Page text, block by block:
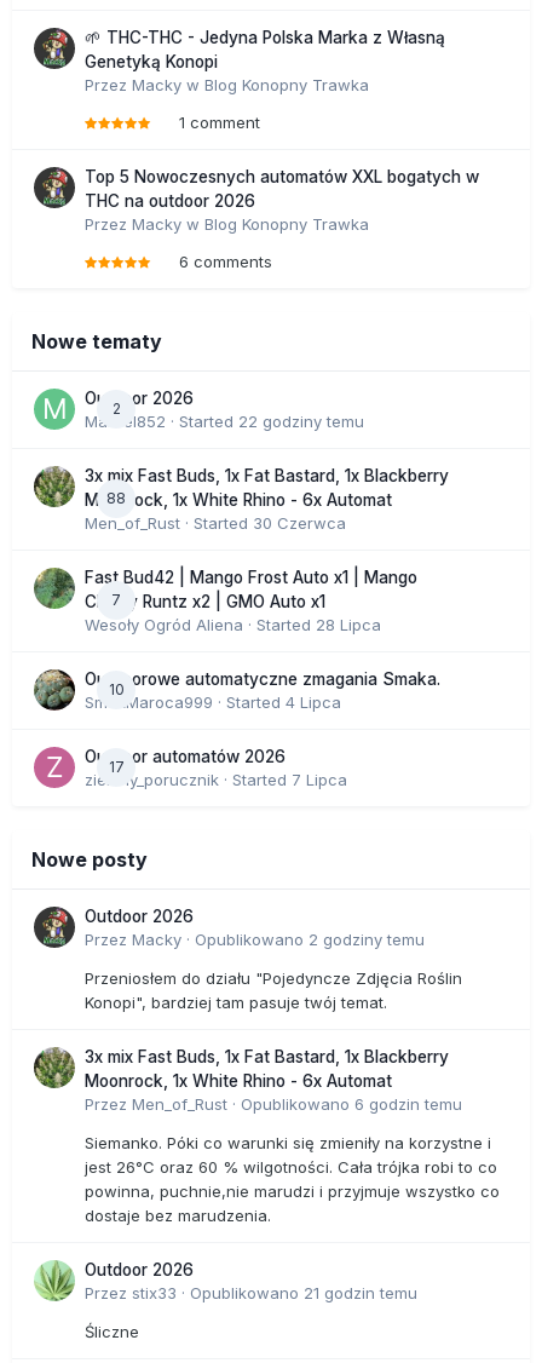
🌱 THC-THC - Jedyna Polska Marka z Własną
Genetyką Konopi
Przez Macky w Blog Konopny Trawka
1 comment
Top 5 Nowoczesnych automatów XXL bogatych w
THC na outdoor 2026
Przez Macky w Blog Konopny Trawka
6 comments
Nowe tematy
2
Outdoor 2026
Marcel852 · Started 22 godziny temu
88
3x mix Fast Buds, 1x Fat Bastard, 1x Blackberry
Moonrock, 1x White Rhino - 6x Automat
Men_of_Rust · Started 30 Czerwca
7
Fast Bud42 | Mango Frost Auto x1 | Mango
Cherry Runtz x2 | GMO Auto x1
Wesoły Ogród Aliena · Started 28 Lipca
10
Outdoorowe automatyczne zmagania Smaka.
SmakMaroca999 · Started 4 Lipca
17
Outdoor automatów 2026
zielony_porucznik · Started 7 Lipca
Nowe posty
Outdoor 2026
Przez Macky · Opublikowano 2 godziny temu
Przeniosłem do działu "Pojedyncze Zdjęcia Roślin
Konopi", bardziej tam pasuje twój temat.
3x mix Fast Buds, 1x Fat Bastard, 1x Blackberry
Moonrock, 1x White Rhino - 6x Automat
Przez Men_of_Rust · Opublikowano 6 godzin temu
Siemanko. Póki co warunki się zmieniły na korzystne i
jest 26°C oraz 60 % wilgotności. Cała trójka robi to co
powinna, puchnie,nie marudzi i przyjmuje wszystko co
dostaje bez marudzenia.
Outdoor 2026
Przez stix33 · Opublikowano 21 godzin temu
Śliczne